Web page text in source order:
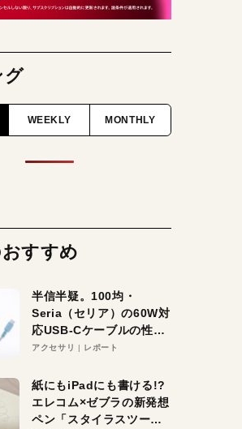
グ
WEEKLY MONTHLY
すすめ
半信半疑。100均・
Seria（セリア）の60W対
応USB-Cケーブルの性能
を検証。超コスパの1本を
アクセサリ レポート
紙にもiPadにも書ける!?
エレコム×ゼブラの新発想
ペン「スタイラスツーウ